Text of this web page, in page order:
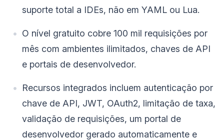
suporte total a IDEs, não em YAML ou Lua.
O nível gratuito cobre 100 mil requisições por
mês com ambientes ilimitados, chaves de API
e portais de desenvolvedor.
Recursos integrados incluem autenticação por
chave de API, JWT, OAuth2, limitação de taxa,
validação de requisições, um portal de
desenvolvedor gerado automaticamente e